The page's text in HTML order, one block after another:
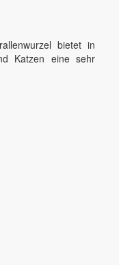
bietet in
Katzen eine sehr